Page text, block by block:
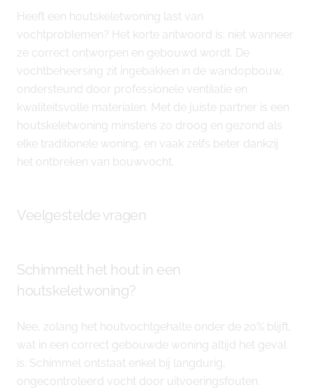
Heeft een houtskeletwoning last van
vochtproblemen? Het korte antwoord is: niet wanneer
ze correct ontworpen en gebouwd wordt. De
vochtbeheersing zit ingebakken in de wandopbouw,
ondersteund door professionele ventilatie en
kwaliteitsvolle materialen. Met de juiste partner is een
houtskeletwoning minstens zo droog en gezond als
elke traditionele woning, en vaak zelfs beter dankzij
het ontbreken van bouwvocht.
Veelgestelde vragen
Schimmelt het hout in een
houtskeletwoning?
Nee, zolang het houtvochtgehalte onder de 20% blijft,
wat in een correct gebouwde woning altijd het geval
is. Schimmel ontstaat enkel bij langdurig,
ongecontroleerd vocht door uitvoeringsfouten.